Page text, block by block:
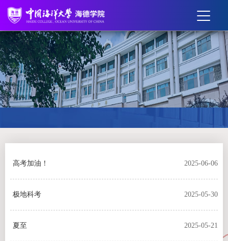
高考加油！ 2025-06-06
极地科考 2025-05-30
夏至 2025-05-21